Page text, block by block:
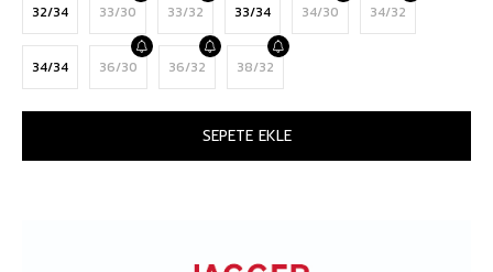
32/34 33/30 33/32 33/34 34/30 34/32
34/34 36/30 36/32 38/32